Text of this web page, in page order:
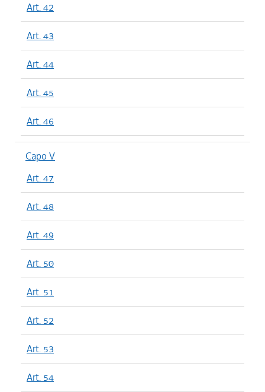
Art. 42
Art. 43
Art. 44
Art. 45
Art. 46
Capo V
Art. 47
Art. 48
Art. 49
Art. 50
Art. 51
Art. 52
Art. 53
Art. 54